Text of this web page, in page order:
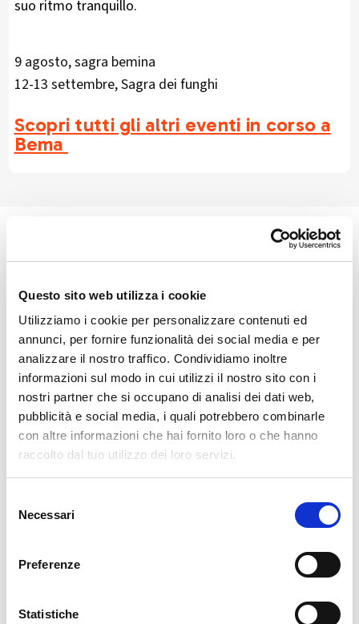
Questo sito web utilizza i cookie
Utilizziamo i cookie per personalizzare contenuti ed
annunci, per fornire funzionalità dei social media e per
analizzare il nostro traffico. Condividiamo inoltre
informazioni sul modo in cui utilizzi il nostro sito con i
nostri partner che si occupano di analisi dei dati web,
pubblicità e social media, i quali potrebbero combinarle
con altre informazioni che hai fornito loro o che hanno
raccolto dal tuo utilizzo dei loro servizi.
delNecessari
Preferenze
Statistiche
suo ritmo tranquillo.
9 agosto, sagra bemina
12-13 settembre, Sagra dei funghi
Scopri tutti gli altri eventi in corso a
Bema
🏘️ Scopri il comune di Bema
Bema si trova sopra Morbegno, su un terrazzo
soleggiato nel Parco delle Orobie Valtellinesi. È punto di
partenza per escursioni verso il Pizzo Berro e sentieri che